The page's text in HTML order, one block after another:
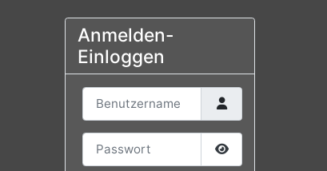
Anmelden-
Einloggen
Benutzername